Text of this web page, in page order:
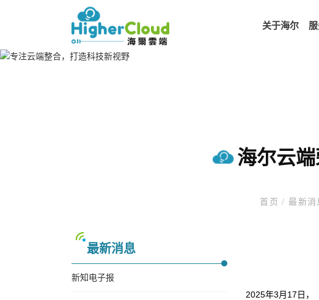
关于海尔
海尔云
首页/ 最新消
最新消息
新知电子报
2025年3月17日，